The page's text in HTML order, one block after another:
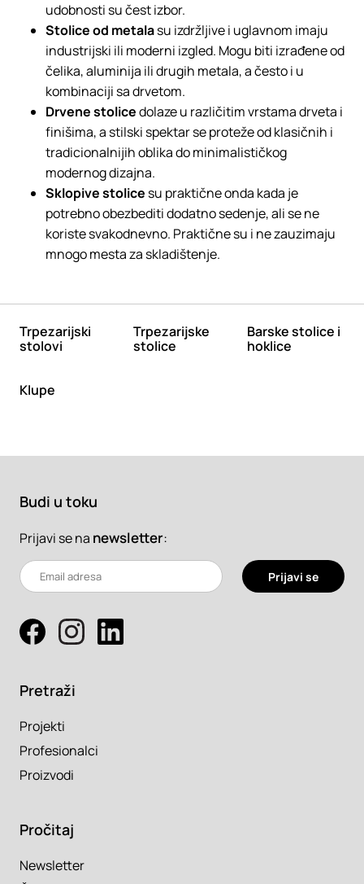
udobnosti su čest izbor.
Stolice od metalasu izdržljive i uglavnom imaju
industrijski ili moderni izgled. Mogu biti izrađene od
čelika, aluminija ili drugih metala, a često i u
kombinaciji sa drvetom.
​​Drvene stolicedolaze u različitim vrstama drveta i
finišima, a stilski spektar se proteže od klasičnih i
tradicionalnijih oblika do minimalističkog
modernog dizajna.
Sklopive stolice su praktične onda kada je
potrebno obezbediti dodatno sedenje, ali se ne
koriste svakodnevno. Praktične su i ne zauzimaju
mnogo mesta za skladištenje.
Trpezarijski
stolovi
Trpezarijske
stolice
Barske stolice i
hoklice
Klupe
Budi u toku
Prijavi se na newsletter:
Prijavi se
Pretraži
Projekti
Profesionalci
Proizvodi
Pročitaj
Newsletter